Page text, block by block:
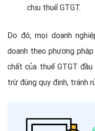
chịu thuế GTGT.
Do đó, mọi doanh
doanh theo phương
chất của thuế GTGT
trừ đúng quy định, tránh